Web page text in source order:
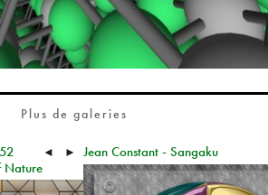
Plus de galeries
Nature
◄ ► Jean Constant - Sangaku